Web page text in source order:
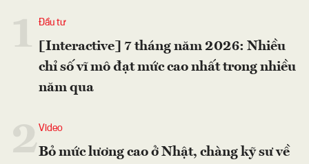
Đầu tư
[Interactive] 7 tháng năm 2026: Nhiều
chỉ số vĩ mô đạt mức cao nhất trong nhiều
năm qua
2Video
Bỏ mức lương cao ở Nhật, chàng kỹ sư về